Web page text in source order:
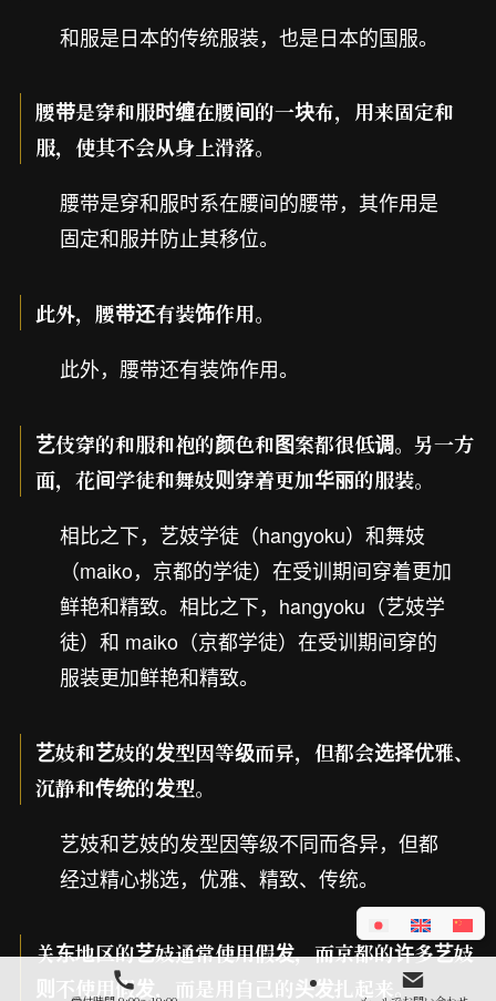
和服是日本的传统服装，也是日本的国服。
腰带是穿和服时缠在腰间的一块布，用来固定和
服，使其不会从身上滑落。
腰带是穿和服时系在腰间的腰带，其作用是
固定和服并防止其移位。
此外，腰带还有装饰作用。
此外，腰带还有装饰作用。
艺伎穿的和服和袍的颜色和图案都很低调。另一方
面，花间学徒和舞妓则穿着更加华丽的服装。
相比之下，艺妓学徒（hangyoku）和舞妓
（maiko，京都的学徒）在受训期间穿着更加
鲜艳和精致。相比之下，hangyoku（艺妓学
徒）和 maiko（京都学徒）在受训期间穿的
服装更加鲜艳和精致。
艺妓和艺妓的发型因等级而异，但都会选择优雅、
沉静和传统的发型。
艺妓和艺妓的发型因等级不同而各异，但都
经过精心挑选，优雅、精致、传统。
关东地区的艺妓通常使用假发，而京都的许多艺妓
则不使用假发，而是用自己的头发扎起来。